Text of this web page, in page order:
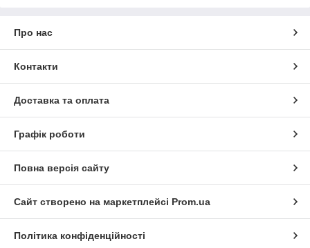
Про нас
Контакти
Доставка та оплата
Графік роботи
Повна версія сайту
Сайт створено на маркетплейсі Prom.ua
Політика конфіденційності